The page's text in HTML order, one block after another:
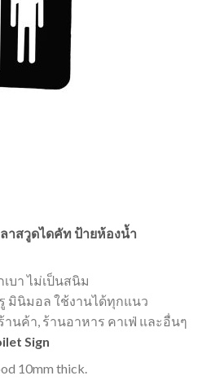
สวูดไดคัท ป้ายห้องน้ำ
บา ไม่เป็นสนิม
มินิมอล ใช้งานได้ทุกแนว
านค้า, ร้านอาหาร คาเฟ่ และอื่นๆ
Sign
10mm thick.